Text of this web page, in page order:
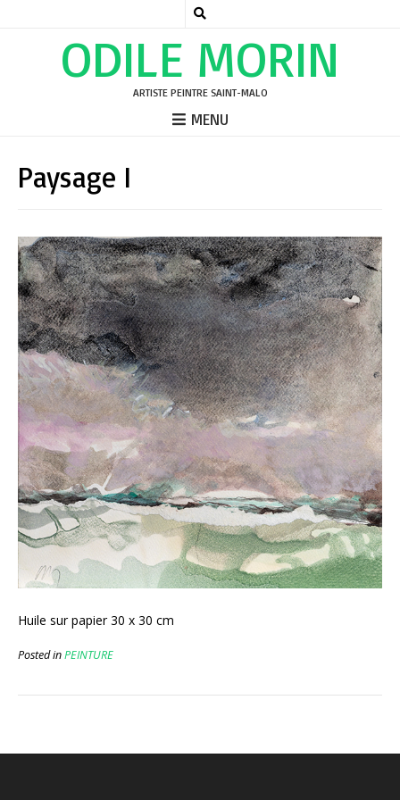
ODILE MORIN
ARTISTE PEINTRE SAINT-MALO
MENU
Paysage I
Huile sur papier 30 x 30 cm
Posted inPEINTURE